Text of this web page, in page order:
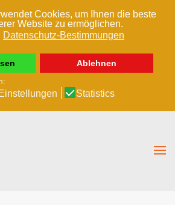
Cookies, um Ihnen die beste
Website zu ermöglichen.
Datenschutz-Bestimmungen
Ablehnen
Einstellungen Statistics
springen